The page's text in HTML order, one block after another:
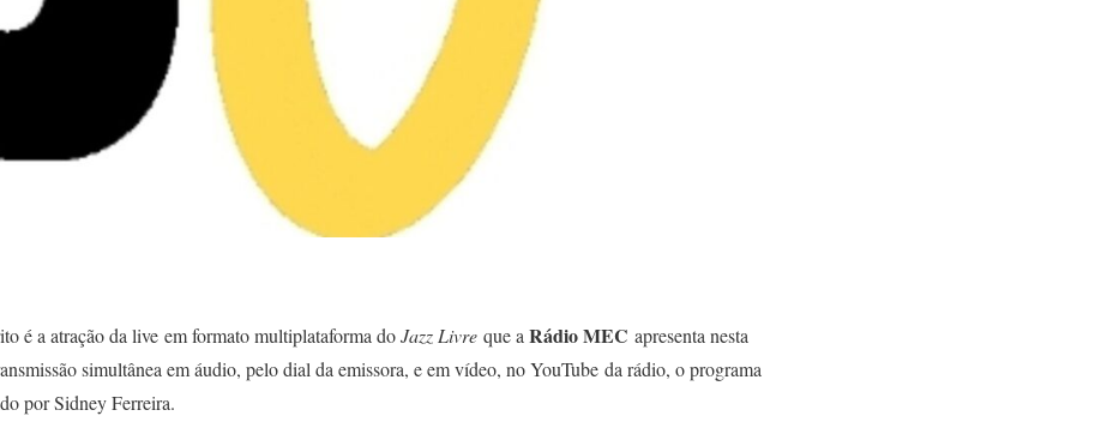
é a atração da live em formato multiplataforma doJazz Livre que a Rádio MEC apresenta nesta
simultânea em áudio, pelo dial da emissora, e em vídeo, no YouTube da rádio, o programa
por Sidney Ferreira.